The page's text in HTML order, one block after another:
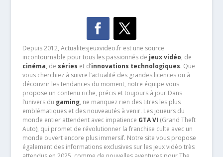
Depuis 2012, Actualitesjeuxvideo.fr est une source
incontournable pour tous les passionnés de jeux vidéo, de
cinéma,de séries et d’innovations technologiques. Que
vous cherchiez à suivre l’actualité des grandes licences ou à
découvrir les tendances du moment, notre équipe vous
propose un contenu riche, précis et toujours à jour.Dans
l’univers du gaming, ne manquez rien des titres les plus
emblématiques et des nouveautés à venir. Les joueurs du
monde entier attendent avec impatience GTA VI (Grand Theft
Auto), qui promet de révolutionner la franchise culte avec un
monde ouvert encore plus immersif. Notre site vous propose
également des informations exclusives sur les jeux vidéo très